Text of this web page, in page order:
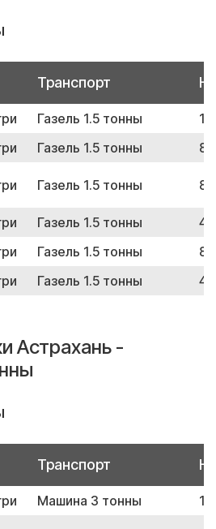
Транспорт
Газель 1.5 тонны
Газель 1.5 тонны
Газель 1.5 тонны
Газель 1.5 тонны
Газель 1.5 тонны
Газель 1.5 тонны
Астрахань -
Транспорт
Машина 3 тонны